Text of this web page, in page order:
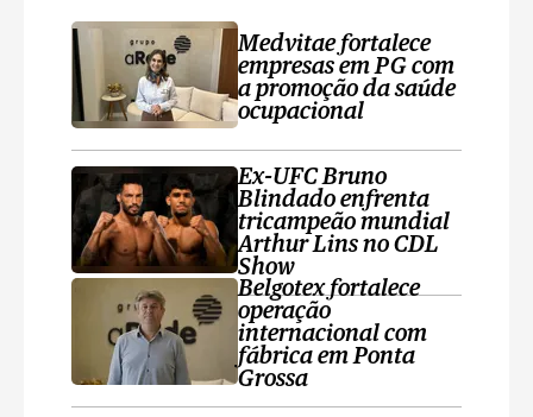
Medvitae fortalece
empresas em PG com
a promoção da saúde
ocupacional
Ex-UFC Bruno
Blindado enfrenta
tricampeão mundial
Arthur Lins no CDL
Show
Belgotex fortalece
operação
internacional com
fábrica em Ponta
Grossa